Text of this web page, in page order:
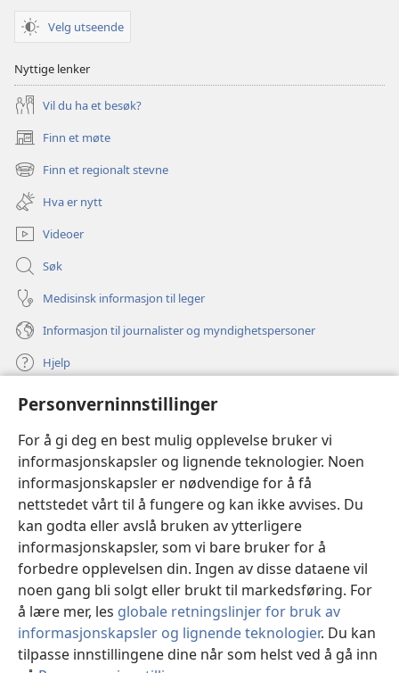
Personverninnstillinger
For å gi deg en best mulig opplevelse bruker vi
informasjonskapsler og lignende teknologier. Noen
informasjonskapsler er nødvendige for å få
nettstedet vårt til å fungere og kan ikke avvises. Du
kan godta eller avslå bruken av ytterligere
informasjonskapsler, som vi bare bruker for å
forbedre opplevelsen din. Ingen av disse dataene vil
noen gang bli solgt eller brukt til markedsføring. For
å lære mer, les globale retningslinjer for bruk av
informasjonskapsler og lignende teknologier. Du kan
tilpasse innstillingene dine når som helst ved å gå inn
Velg utseende
Nyttige lenker
Vil du ha et besøk?
Finn et møte
(åpner
nytt
vindu)
Finn et regionalt stevne
(åpner
nytt
vindu)
Hva er nytt
Videoer
Søk
Medisinsk informasjon til leger
Informasjon til journalister og myndighetspersoner
Hjelp
Bidrag
(åpner
nytt
vindu)Watchtower ONLINE LIBRARY™
(åpner
nytt
vindu) JW Hub ®
(åpner
nytt
vindu)JW Library ®
Watchtower Library
Copyright © 2026 Watch Tower Bible and Tract Society of Pennsylvania.